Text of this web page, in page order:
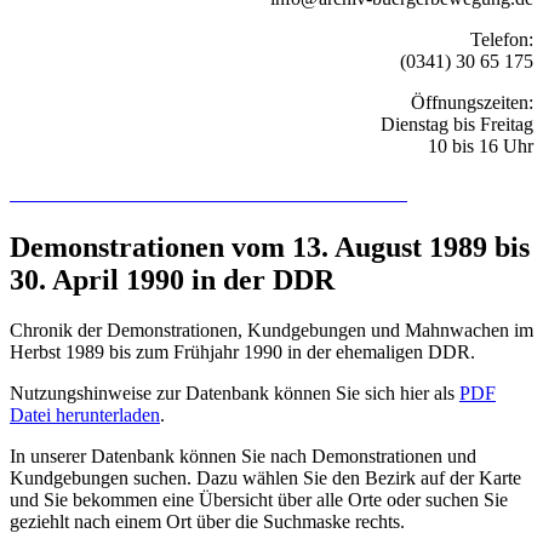
Telefon:
(0341) 30 65 175
Öffnungszeiten:
Dienstag bis Freitag
10 bis 16 Uhr
Demonstrationen vom 13. August 1989 bis
30. April 1990 in der DDR
Chronik der Demonstrationen, Kundgebungen und Mahnwachen im
Herbst 1989 bis zum Frühjahr 1990 in der ehemaligen DDR.
Nutzungshinweise zur Datenbank können Sie sich hier als PDF
Datei herunterladen.
In unserer Datenbank können Sie nach Demonstrationen und
Kundgebungen suchen. Dazu wählen Sie den Bezirk auf der Karte
und Sie bekommen eine Übersicht über alle Orte oder suchen Sie
geziehlt nach einem Ort über die Suchmaske rechts.